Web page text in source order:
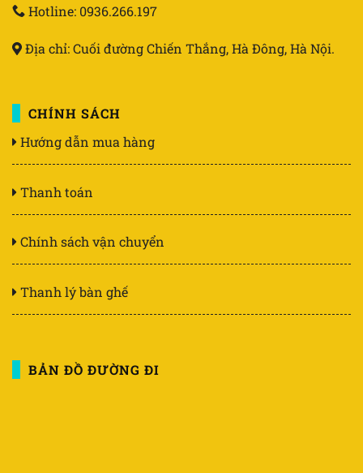
Hotline: 0936.266.197
Địa chỉ: Cuối đường Chiến Thắng, Hà Đông, Hà Nội.
CHÍNH SÁCH
Hướng dẫn mua hàng
Thanh toán
Chính sách vận chuyển
Thanh lý bàn ghế
BẢN ĐỒ ĐƯỜNG ĐI